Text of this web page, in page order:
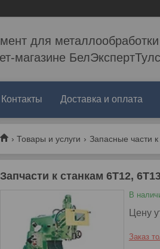
для
магазине БелЭкспертТулс
Контакты Доставка и оплата
Товары и услуги Запасные части к
Запчасти к станкам 6Т12,
В
Цену
Заказ